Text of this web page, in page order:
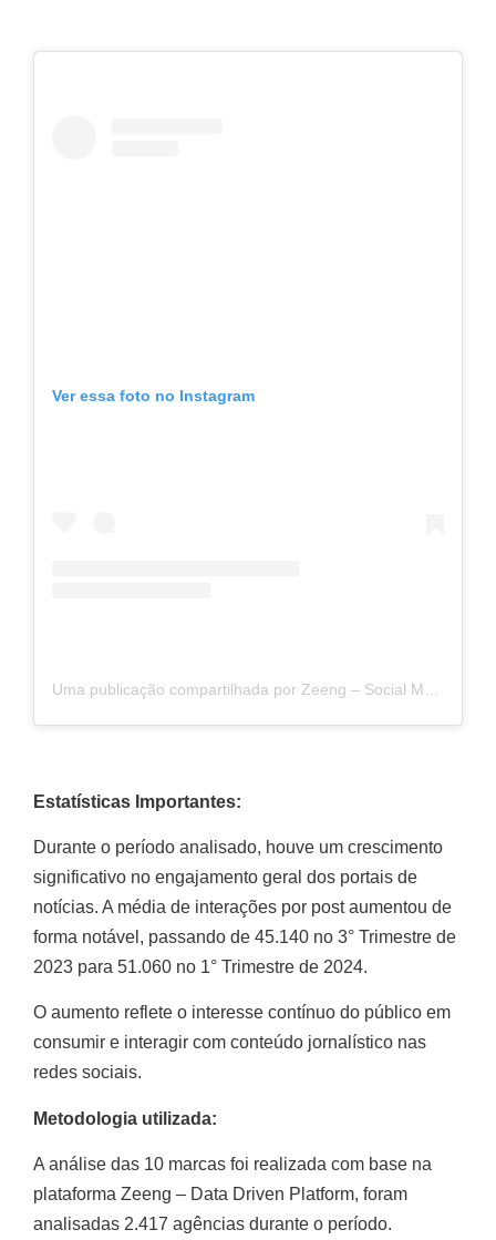
Ver essa foto no Instagram
Estatísticas Importantes:
Durante o período analisado, houve um crescimento
significativo no engajamento geral dos portais de
notícias. A média de interações por post aumentou de
forma notável, passando de 45.140 no 3° Trimestre de
2023 para 51.060 no 1° Trimestre de 2024.
O aumento reflete o interesse contínuo do público em
consumir e interagir com conteúdo jornalístico nas
redes sociais.
Metodologia utilizada:
A análise das 10 marcas foi realizada com base na
plataforma Zeeng – Data Driven Platform, foram
analisadas 2.417 agências durante o período.